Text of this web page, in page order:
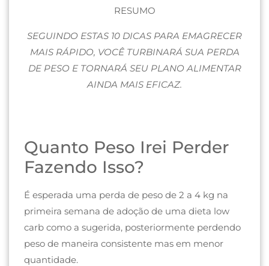
RESUMO
SEGUINDO ESTAS 10 DICAS PARA EMAGRECER
MAIS RÁPIDO, VOCÊ TURBINARÁ SUA PERDA
DE PESO E TORNARÁ SEU PLANO ALIMENTAR
AINDA MAIS EFICAZ.
Quanto Peso Irei Perder
Fazendo Isso?
É esperada uma perda de peso de 2 a 4 kg na
primeira semana de adoção de uma dieta low
carb como a sugerida, posteriormente perdendo
peso de maneira consistente mas em menor
quantidade.